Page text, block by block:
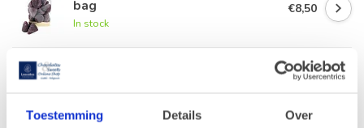
Toestemming Details Over
bag
In stock
€8,50
€14,90